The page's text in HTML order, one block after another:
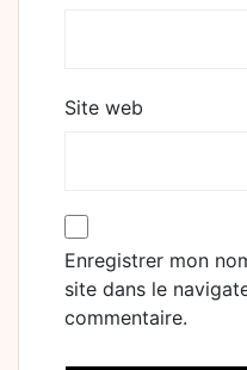
Site web
Enregistrer mon
site dans le
commentaire.